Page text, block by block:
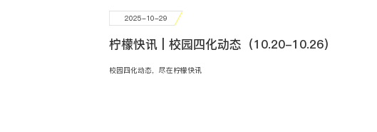
2025-10-29
柠檬快讯 | 校园四化动态（10.20-10.26）
校园四化动态，尽在柠檬快讯